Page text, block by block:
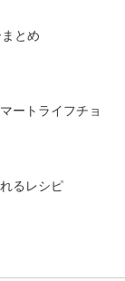
とめ
ートライフチョ
るレシピ